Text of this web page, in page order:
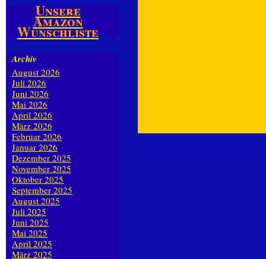
Unsere
Amazon
Wunschliste
Archiv
August 2026
Juli 2026
Juni 2026
Mai 2026
April 2026
März 2026
Februar 2026
Januar 2026
Dezember 2025
November 2025
Oktober 2025
September 2025
August 2025
Juli 2025
Juni 2025
Mai 2025
April 2025
März 2025